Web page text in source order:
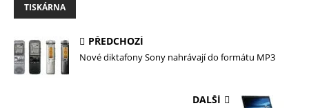
TISKÁRNA
PŘEDCHOZÍ
Nové diktafony Sony nahrávají do formátu MP3
DALŠÍ